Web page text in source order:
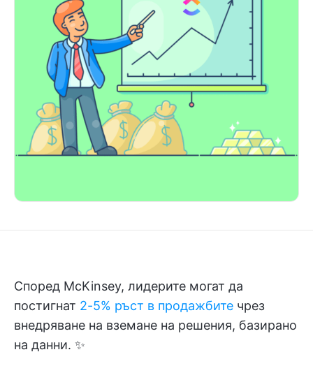
Според McKinsey, лидерите могат да
постигнат 2-5% ръст в продажбите чрез
внедряване на вземане на решения, базирано
на данни. ✨